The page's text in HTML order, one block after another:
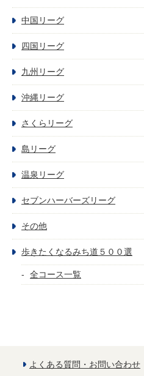
中国リーグ
四国リーグ
九州リーグ
沖縄リーグ
さくらリーグ
島リーグ
温泉リーグ
セブンハーバーズリーグ
その他
歩きたくなるみち道５００選
全コース一覧
よくある質問・お問い合わせ